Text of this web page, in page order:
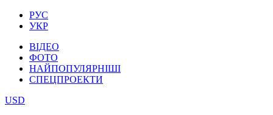
РУС
УКР
ВІДЕО
ФОТО
НАЙПОПУЛЯРНІШІ
СПЕЦПРОЕКТИ
USD